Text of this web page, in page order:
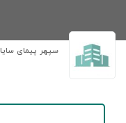
سپهر پيمای سايا